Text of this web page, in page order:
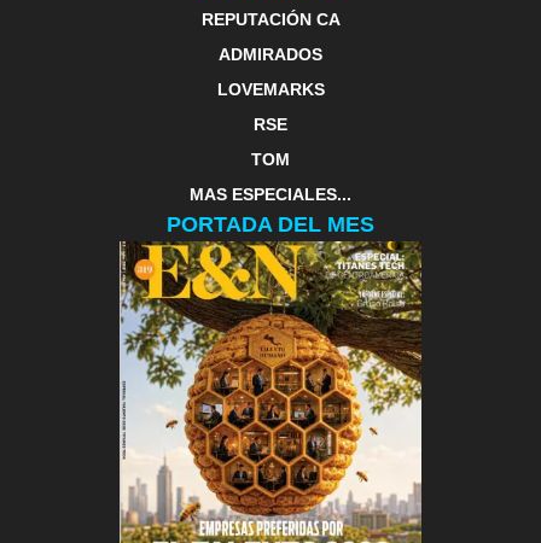
REPUTACIÓN CA
ADMIRADOS
LOVEMARKS
RSE
TOM
MAS ESPECIALES...
PORTADA DEL MES